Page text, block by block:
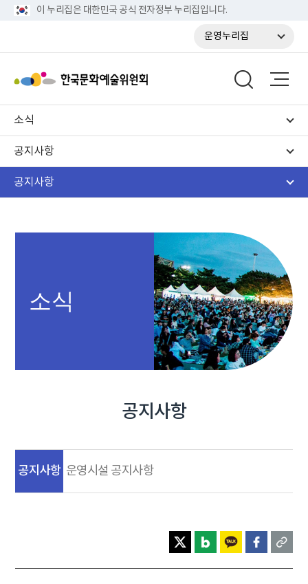
이 누리집은 대한민국 공식 전자정부 누리집입니다.
운영누리집
소식
공지사항
공지사항
소식
공지사항
공지사항 운영시설 공지사항